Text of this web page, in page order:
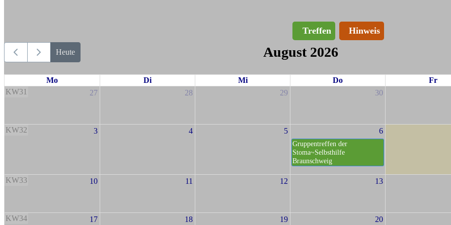
Treffen Hinweis
Heute August 2026
Mo Di Mi Do
Fr
KW31
27 28 29 30
KW32 3 4 5 6
Gruppentreffen der
Stoma~Selbsthilfe
Braunschweig
KW33 10 11 12 13
KW34 17 18 19 20